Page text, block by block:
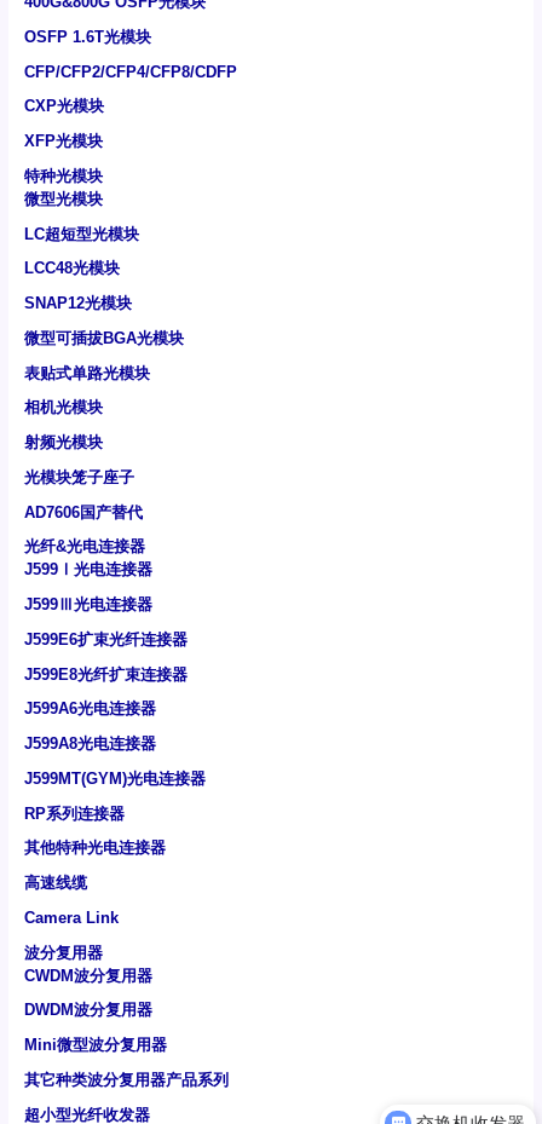
OSFP 1.6T光模块
CFP/CFP2/CFP4/CFP8/CDFP
CXP光模块
XFP光模块
特种光模块
微型光模块
LC超短型光模块
LCC48光模块
SNAP12光模块
微型可插拔BGA光模块
表贴式单路光模块
相机光模块
射频光模块
光模块笼子座子
AD7606国产替代
光纤&光电连接器
J599Ⅰ光电连接器
J599Ⅲ光电连接器
J599E6扩束光纤连接器
J599E8光纤扩束连接器
J599A6光电连接器
J599A8光电连接器
J599MT(GYM)光电连接器
RP系列连接器
其他特种光电连接器
高速线缆
Camera Link
波分复用器
CWDM波分复用器
DWDM波分复用器
Mini微型波分复用器
其它种类波分复用器产品系列
超小型光纤收发器